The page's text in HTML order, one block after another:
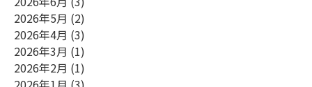
Webからのお問合せ
2026年5月 (2)
2026年4月 (3)
2026年3月 (1)
2026年2月 (1)